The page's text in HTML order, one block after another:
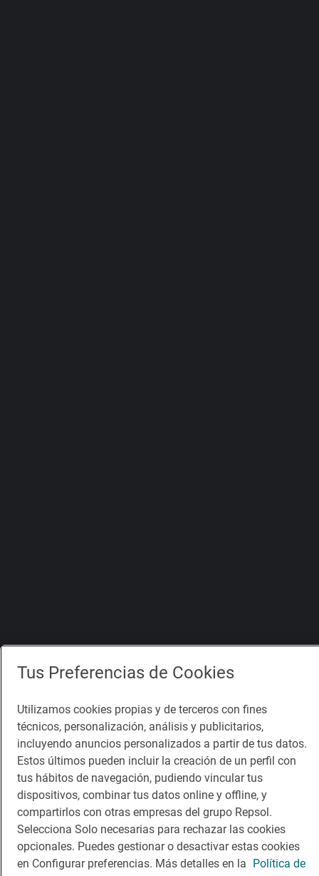
Tus Preferencias de Cookies
Utilizamos cookies propias y de terceros con fines
técnicos, personalización, análisis y publicitarios,
incluyendo anuncios personalizados a partir de tus datos.
Estos últimos pueden incluir la creación de un perfil con
tus hábitos de navegación, pudiendo vincular tus
dispositivos, combinar tus datos online y offline, y
compartirlos con otras empresas del grupo Repsol.
Selecciona Solo necesarias para rechazar las cookies
opcionales. Puedes gestionar o desactivar estas cookies
en Configurar preferencias. Más detalles en la Política de